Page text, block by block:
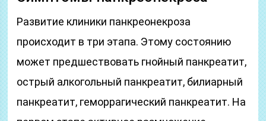
Развитие клиники панкреонекроза
происходит в три этапа. Этому состоянию
может предшествовать гнойный панкреатит,
острый алкогольный панкреатит, билиарный
панкреатит, геморрагический панкреатит. На